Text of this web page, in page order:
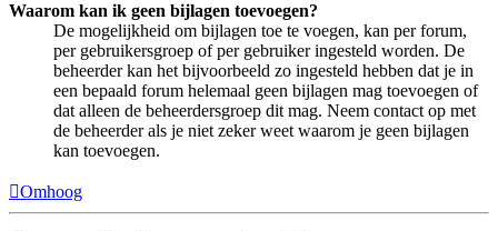
Waarom kan ik geen bijlagen toevoegen?
De mogelijkheid om bijlagen toe te voegen, kan per forum,
per gebruikersgroep of per gebruiker ingesteld worden. De
beheerder kan het bijvoorbeeld zo ingesteld hebben dat je in
een bepaald forum helemaal geen bijlagen mag toevoegen of
dat alleen de beheerdersgroep dit mag. Neem contact op met
de beheerder als je niet zeker weet waarom je geen bijlagen
kan toevoegen.
Omhoog